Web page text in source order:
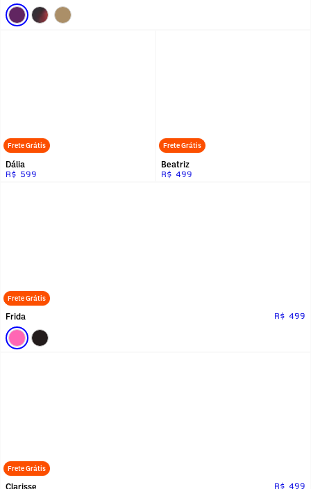
Frete Grátis
Dália
R$ 599
Frete Grátis
Frida R$ 499
Frete Grátis
Clarisse R$ 499
Frete Grátis
Beatriz
R$ 499